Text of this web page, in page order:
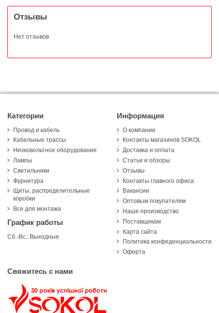
Отзывы
Нет отзывов
Категории
Провод и кабель
Кабельные трассы
Низковольтное оборудование
Лампы
Светильники
Фурнитура
Щиты, распределительные
коробки
Все для монтажа
График работы
Сб.-Вс.: Выходные
Информация
О компании
Контакты магазинов SOKOL
Доставка и оплата
Статьи и обзоры
Отзывы
Контакты главного офиса
Вакансии
Оптовым покупателям
Наше производство
Поставщикам
Карта сайта
Политика конфеденциальности
Оферта
Свяжитесь с нами